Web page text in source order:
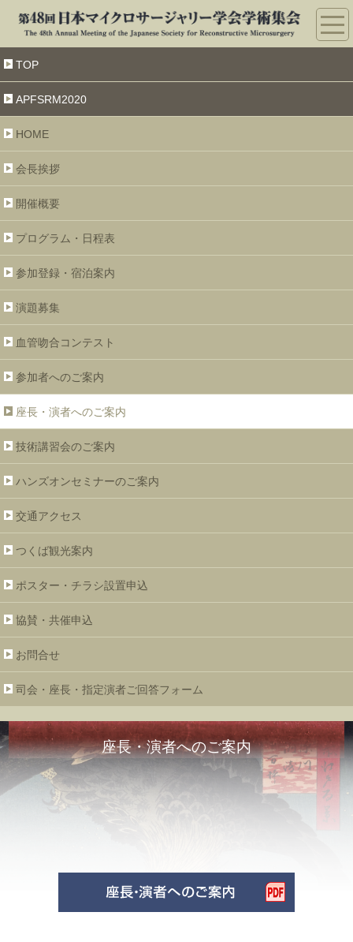
TOP
APFSRM2020
HOME
会長挨拶
開催概要
プログラム・日程表
参加登録・宿泊案内
演題募集
血管吻合コンテスト
参加者へのご案内
座長・演者へのご案内
技術講習会のご案内
ハンズオンセミナーのご案内
交通アクセス
つくば観光案内
ポスター・チラシ設置申込
協賛・共催申込
お問合せ
司会・座長・指定演者ご回答フォーム
座長・演者へのご案内